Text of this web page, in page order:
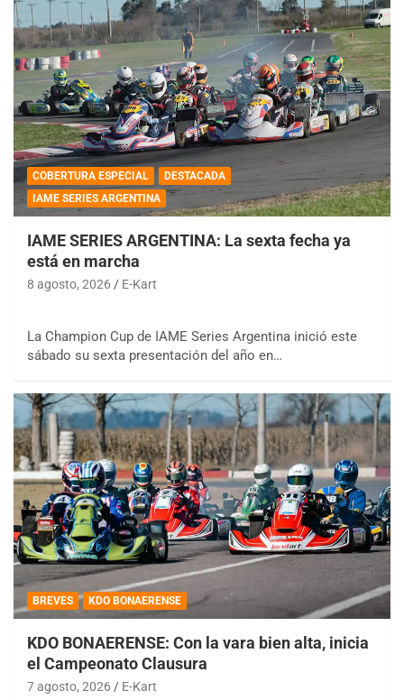
COBERTURA ESPECIAL
DESTACADA
IAME SERIES ARGENTINA
IAME SERIES ARGENTINA: La sexta fecha ya
está en marcha
8 agosto, 2026 E-Kart
La Champion Cup de IAME Series Argentina inició este
sábado su sexta presentación del año en…
BREVES KDO BONAERENSE
KDO BONAERENSE: Con la vara bien alta, inicia
el Campeonato Clausura
7 agosto, 2026 E-Kart